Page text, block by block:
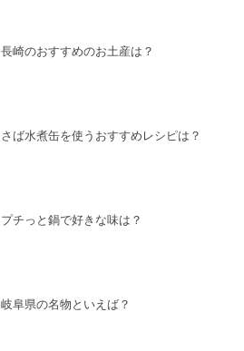
長崎のおすすめのお土産は？
さば水煮缶を使うおすすめレシピは？
プチっと鍋で好きな味は？
岐阜県の名物といえば？